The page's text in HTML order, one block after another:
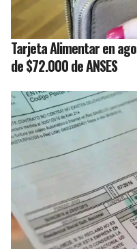
Tarjeta Alimentar en
de $72.000 de ANSES